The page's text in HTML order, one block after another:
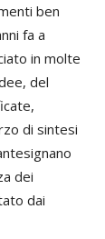
ben
fa a
in molte
del
di sintesi
dei
dai